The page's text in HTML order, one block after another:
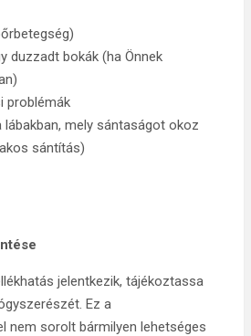
duzzadt bokák (ha Önnek
problémák
mely sántaságot okoz
sántítás)
jelentkezik, tájékoztassa
Ez a
nem sorolt bármilyen lehetséges